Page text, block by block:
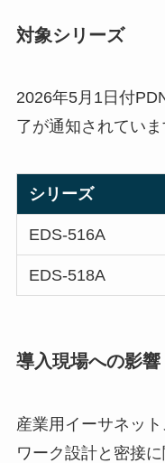
対象シリーズ
2026年5月1日付
了が通知されていま
シリーズ
EDS-516A
EDS-518A
導入現場への影響
産業用イーサネッ
ワーク設計と密接